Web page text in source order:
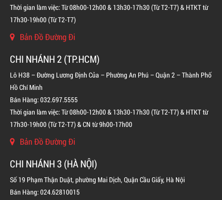
BÌNH CHỮA CHÁY ĐỘC LẬP KHÍ FM200
Thời gian làm việc: Từ 08h00-12h00 & 13h30-17h30 (Từ T2-T7) & HTKT từ
17h30-19h00 (Từ T2-T7)
Bản Đồ Đường Đi
CHI NHÁNH 2 (TP.HCM)
Lô H38 – Đường Lương Định Của – Phường An Phú – Quận 2 – Thành Phố
Hồ Chí Minh
Bán Hàng: 032.697.5555
Thời gian làm việc: Từ 08h00-12h00 & 13h30-17h30 (Từ T2-T7) & HTKT từ
17h30-19h00 (Từ T2-T7) & CN từ 9h00-17h00
Bản Đồ Đường Đi
CHI NHÁNH 3 (HÀ NỘI)
Số 19 Phạm Thận Duật, phường Mai Dịch, Quận Cầu Giấy, Hà Nội
Bán Hàng: 024.62810015